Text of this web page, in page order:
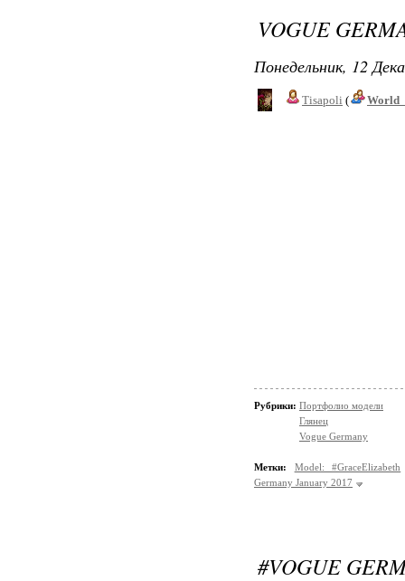
VOGUE
Понедельник, 12
Tisapoli (
Рубрики: Портфолио модели
Глянец
Vogue Germany
Метки:
Model: #GraceElizabeth
Germany January 2017
#VOGUE